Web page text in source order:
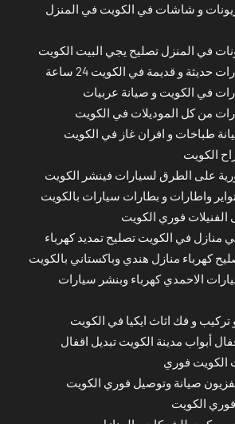
و شاشات في الكويت في المنزل
في المنزل تصليح يجي البيت الكويت
و قديمة في الكويت 24 ساعة
في الكويت و صيانة عربيات
من كل الموديلات في الكويت
طباخات و افران غاز في الكويت
الكويت
على الطرق لسيارات فينشر الكويت
واطارات و بطارات سيارات بالكويت
فوري الكويت
منازل في الكويت تصليح تمديد كهرباء
كهرباء منازل هندي وباكستاني بالكويت
الاحمدي كهرباء وبنشر سيارات
تركيب و فك اثاث ايكيا في الكويت
أبواب مدينة الكويت تبديل اقفال
الكويت فوري
صيانة وتوصيل فوري الكويت
الكويت